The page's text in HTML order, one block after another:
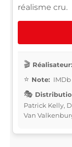
réalisme cru.
Réalisateur:
Note: IMDb
Patrick Kelly,
Van